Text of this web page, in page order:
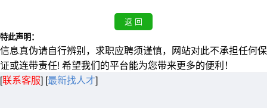
特此声明：
信息真伪请自行辨别，求职应聘须谨慎，网站对此不承担任何保
证或连带责任! 希望我们的平台能为您带来更多的便利！
[联系客服] [最新找人才]